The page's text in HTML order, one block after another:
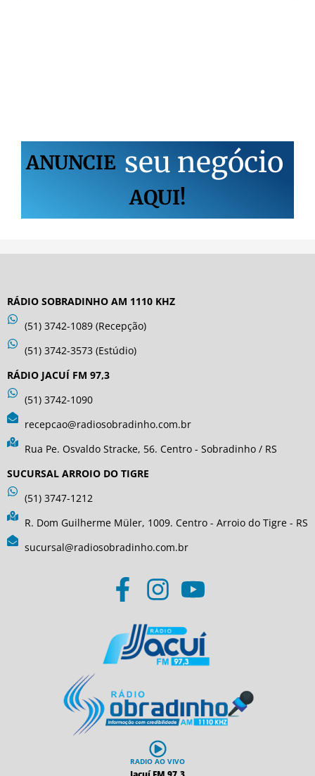
ANUNCIE seu negócio
AQUI!
RÁDIO SOBRADINHO AM 1110 KHZ
(51) 3742-1089 (Recepção)
(51) 3742-3573 (Estúdio)
RÁDIO JACUÍ FM 97,3
(51) 3742-1090
recepcao@radiosobradinho.com.br
Rua Pe. Osvaldo Stracke, 56. Centro - Sobradinho / RS
SUCURSAL ARROIO DO TIGRE
(51) 3747-1212
R. Dom Guilherme Müler, 1009. Centro - Arroio do Tigre - RS
sucursal@radiosobradinho.com.br
RADIO AO VIVO